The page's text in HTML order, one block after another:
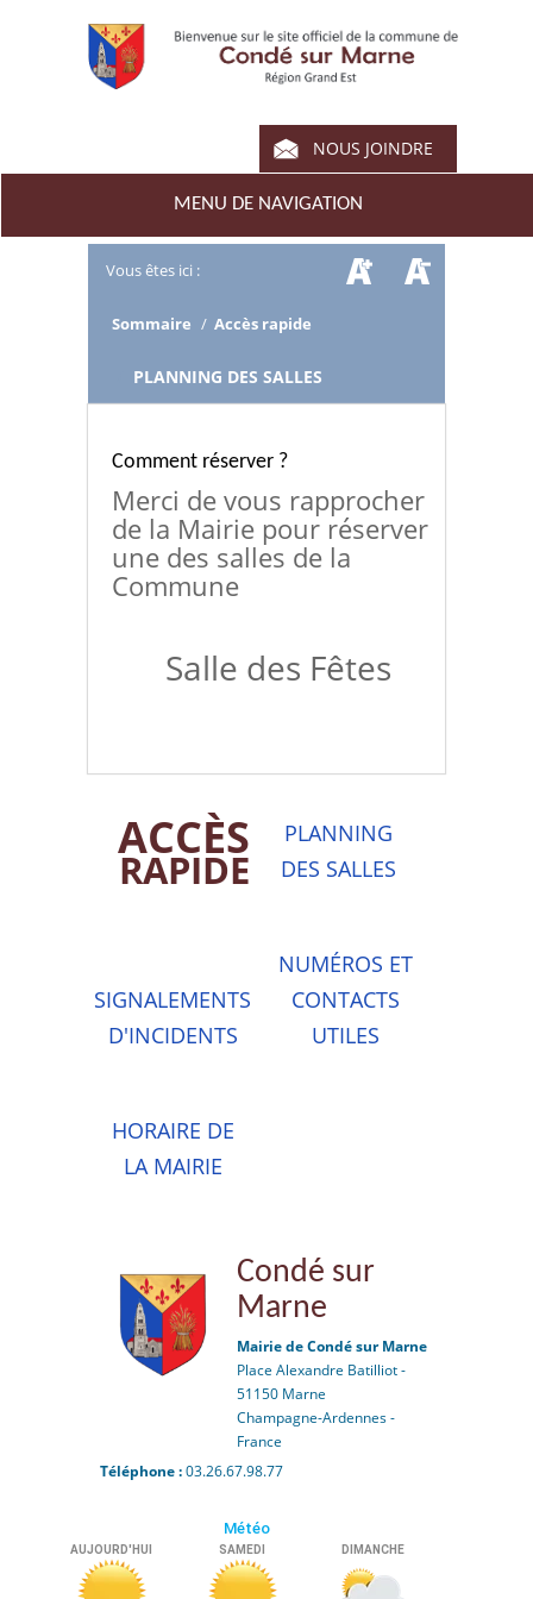
NOUS JOINDRE
MENU DE NAVIGATION
Vous êtes ici :
Sommaire / Accès rapide
PLANNING DES SALLES
Comment réserver ?
Merci de vous rapprocher
de la Mairie pour réserver
une des salles de la
Commune
Salle des Fêtes
ACCÈS
RAPIDE
PLANNING
DES SALLES
SIGNALEMENTS
D'INCIDENTS
NUMÉROS ET
CONTACTS
UTILES
HORAIRE DE
LA MAIRIE
Condé sur
Marne
Mairie de Condé sur Marne
Place Alexandre Batilliot -
51150 Marne
Champagne-Ardennes -
France
Téléphone :03.26.67.98.77